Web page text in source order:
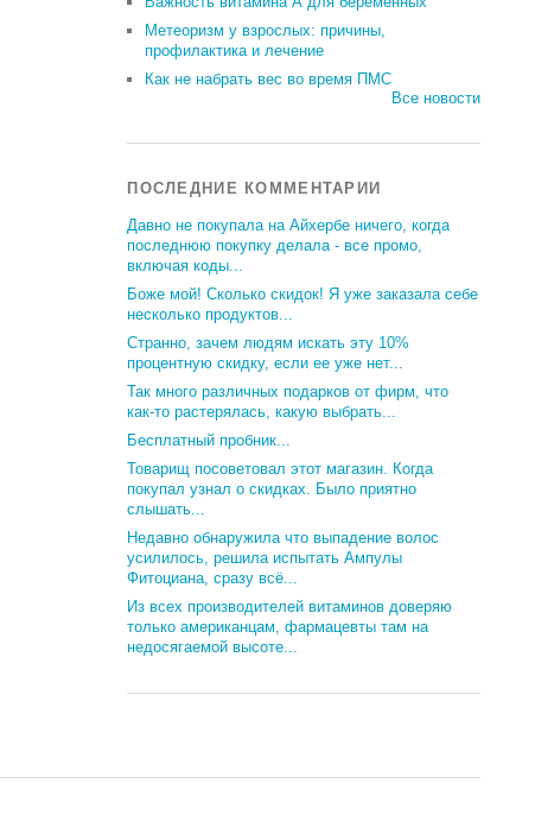
Метеоризм у взрослых: причины,
профилактика и лечение
Как не набрать вес во время ПМС
Все новости
ПОСЛЕДНИЕ КОММЕНТАРИИ
Давно не покупала на Айхербе ничего, когда
последнюю покупку делала - все промо,
включая коды...
Боже мой! Сколько скидок! Я уже заказала себе
несколько продуктов...
Странно, зачем людям искать эту 10%
процентную скидку, если ее уже нет...
Так много различных подарков от фирм, что
как-то растерялась, какую выбрать...
Бесплатный пробник...
Товарищ посоветовал этот магазин. Когда
покупал узнал о скидках. Было приятно
слышать...
Недавно обнаружила что выпадение волос
усилилось, решила испытать Ампулы
Фитоциана, сразу всё...
Из всех производителей витаминов доверяю
только американцам, фармацевты там на
недосягаемой высоте...